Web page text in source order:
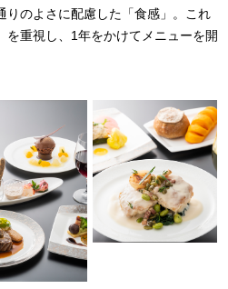
りのよさに配慮した「食感」。これ
を重視し、1年をかけてメニューを開